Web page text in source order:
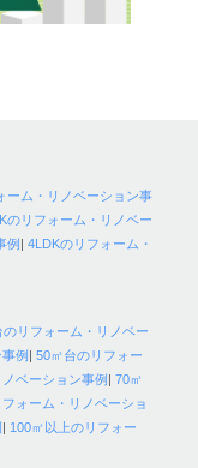
ーム・リノベーション事
のリフォーム・リノベー
例|4LDKのリフォーム・
のリフォーム・リノベー
例|50㎡台のリフォー
ベーション事例|70㎡
ォーム・リノベーショ
| 100㎡以上のリフォー